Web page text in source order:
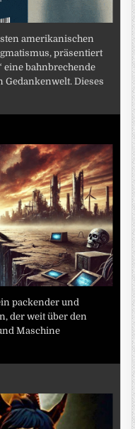
amerikanischen
präsentiert
eine bahnbrechende
Dieses
packender und
der weit über den
Maschine